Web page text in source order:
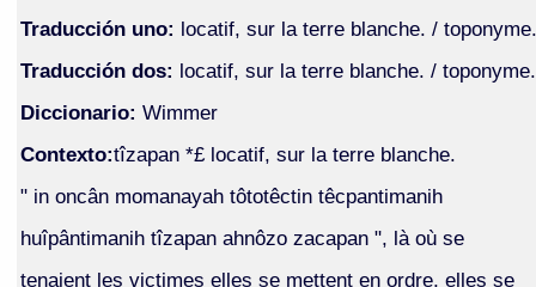
Traducción uno: locatif, sur la terre blanche. / toponyme.
Traducción dos: locatif, sur la terre blanche. / toponyme.
Diccionario: Wimmer
Contexto:tîzapan *£ locatif, sur la terre blanche.
" in oncân momanayah tôtotêctin têcpantimanih
huîpântimanih tîzapan ahnôzo zacapan ", là où se
tenaient les victimes elles se mettent en ordre, elles se